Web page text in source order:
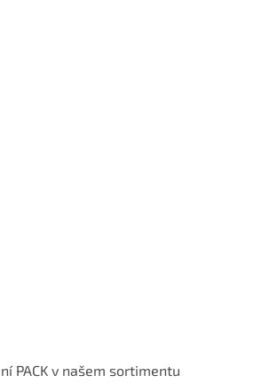
PACK v našem sortimentu